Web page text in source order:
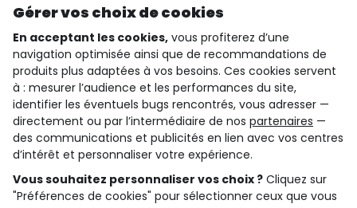
qui sommes-nous ?
besoin d'aide ?
le club fidélité
notre catalogue
Gérer vos choix de cookies
En acceptant les cookies, vous profiterez d’une
navigation optimisée ainsi que de recommandations de
produits plus adaptées à vos besoins. Ces cookies servent
à : mesurer l’audience et les performances du site,
identifier les éventuels bugs rencontrés, vous adresser —
directement ou par l’intermédiaire de nos partenaires —
des communications et publicités en lien avec vos centres
d’intérêt et personnaliser votre expérience.
Vous souhaitez personnaliser vos choix ? Cliquez sur
"Préférences de cookies" pour sélectionner ceux que vous